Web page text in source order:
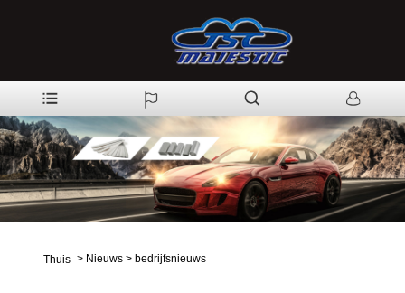
Thuis > Nieuws > bedrijfsnieuws